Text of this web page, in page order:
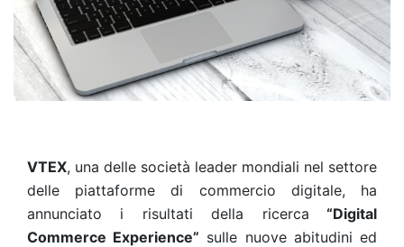
VTEX, una delle società leader mondiali nel settore
delle piattaforme di commercio digitale, ha
annunciato i risultati della ricerca “Digital
Commerce Experience” sulle nuove abitudini ed